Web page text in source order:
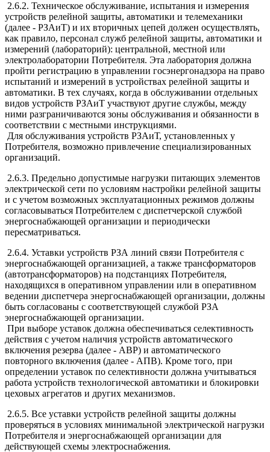
2.6.2. Техническое обслуживание, испытания и измерения
устройств релейной защиты, автоматики и телемеханики
(далее - РЗАиТ) и их вторичных цепей должен осуществлять,
как правило, персонал служб релейной защиты, автоматики и
измерений (лабораторий): центральной, местной или
электролаборатории Потребителя. Эта лаборатория должна
пройти регистрацию в управлении госэнергонадзора на право
испытаний и измерений в устройствах релейной защиты и
автоматики. В тех случаях, когда в обслуживании отдельных
видов устройств РЗАиТ участвуют другие службы, между
ними разграничиваются зоны обслуживания и обязанности в
соответствии с местными инструкциями.
Для обслуживания устройств РЗАиТ, установленных у
Потребителя, возможно привлечение специализированных
организаций.
2.6.3. Предельно допустимые нагрузки питающих элементов
электрической сети по условиям настройки релейной защиты
и с учетом возможных эксплуатационных режимов должны
согласовываться Потребителем с диспетчерской службой
энергоснабжающей организации и периодически
пересматриваться.
2.6.4. Уставки устройств РЗА линий связи Потребителя с
энергоснабжающей организацией, а также трансформаторов
(автотрансформаторов) на подстанциях Потребителя,
находящихся в оперативном управлении или в оперативном
ведении диспетчера энергоснабжающей организации, должны
быть согласованы с соответствующей службой РЗА
энергоснабжающей организации.
При выборе уставок должна обеспечиваться селективность
действия с учетом наличия устройств автоматического
включения резерва (далее - АВР) и автоматического
повторного включения (далее - АПВ). Кроме того, при
определении уставок по селективности должна учитываться
работа устройств технологической автоматики и блокировки
цеховых агрегатов и других механизмов.
2.6.5. Все уставки устройств релейной защиты должны
проверяться в условиях минимальной электрической нагрузки
Потребителя и энергоснабжающей организации для
действующей схемы электроснабжения.